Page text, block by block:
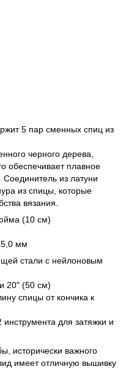
5 пар сменных спиц из
черного дерева,
обеспечивает плавное
из латуни
из спицы, которые
вязания.
(10 см)
мм
стали с нейлоновым
20" (50 см)
спицы от кончика к
для затяжки и
исторически важного
имеет отличную вышивку